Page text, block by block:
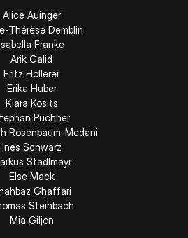
Alice Auinger
Thérèse Demblin
Franke
Arik Galid
Fritz Höllerer
Erika Huber
Klara Kosits
Puchner
Rosenbaum-Medani
Ines Schwarz
Stadlmayr
Else Mack
Ghaffari
Steinbach
Mia Giljon